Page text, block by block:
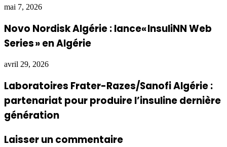
mai 7, 2026
Novo Nordisk Algérie : lance« InsuliNN Web
Series » en Algérie
avril 29, 2026
Laboratoires Frater-Razes/Sanofi Algérie :
partenariat pour produire l’insuline dernière
génération
Laisser un commentaire